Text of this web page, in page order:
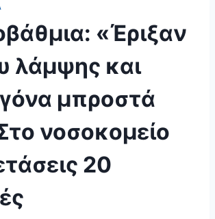
«Έριξαν
λάμψης και
μπροστά
νοσοκομείο
20